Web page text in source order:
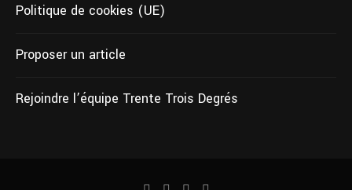
Politique de cookies (UE)
Proposer un article
Rejoindre l’équipe Trente Trois Degrés